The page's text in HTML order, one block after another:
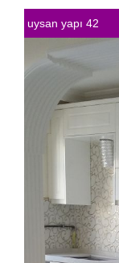
uysan yapı 42